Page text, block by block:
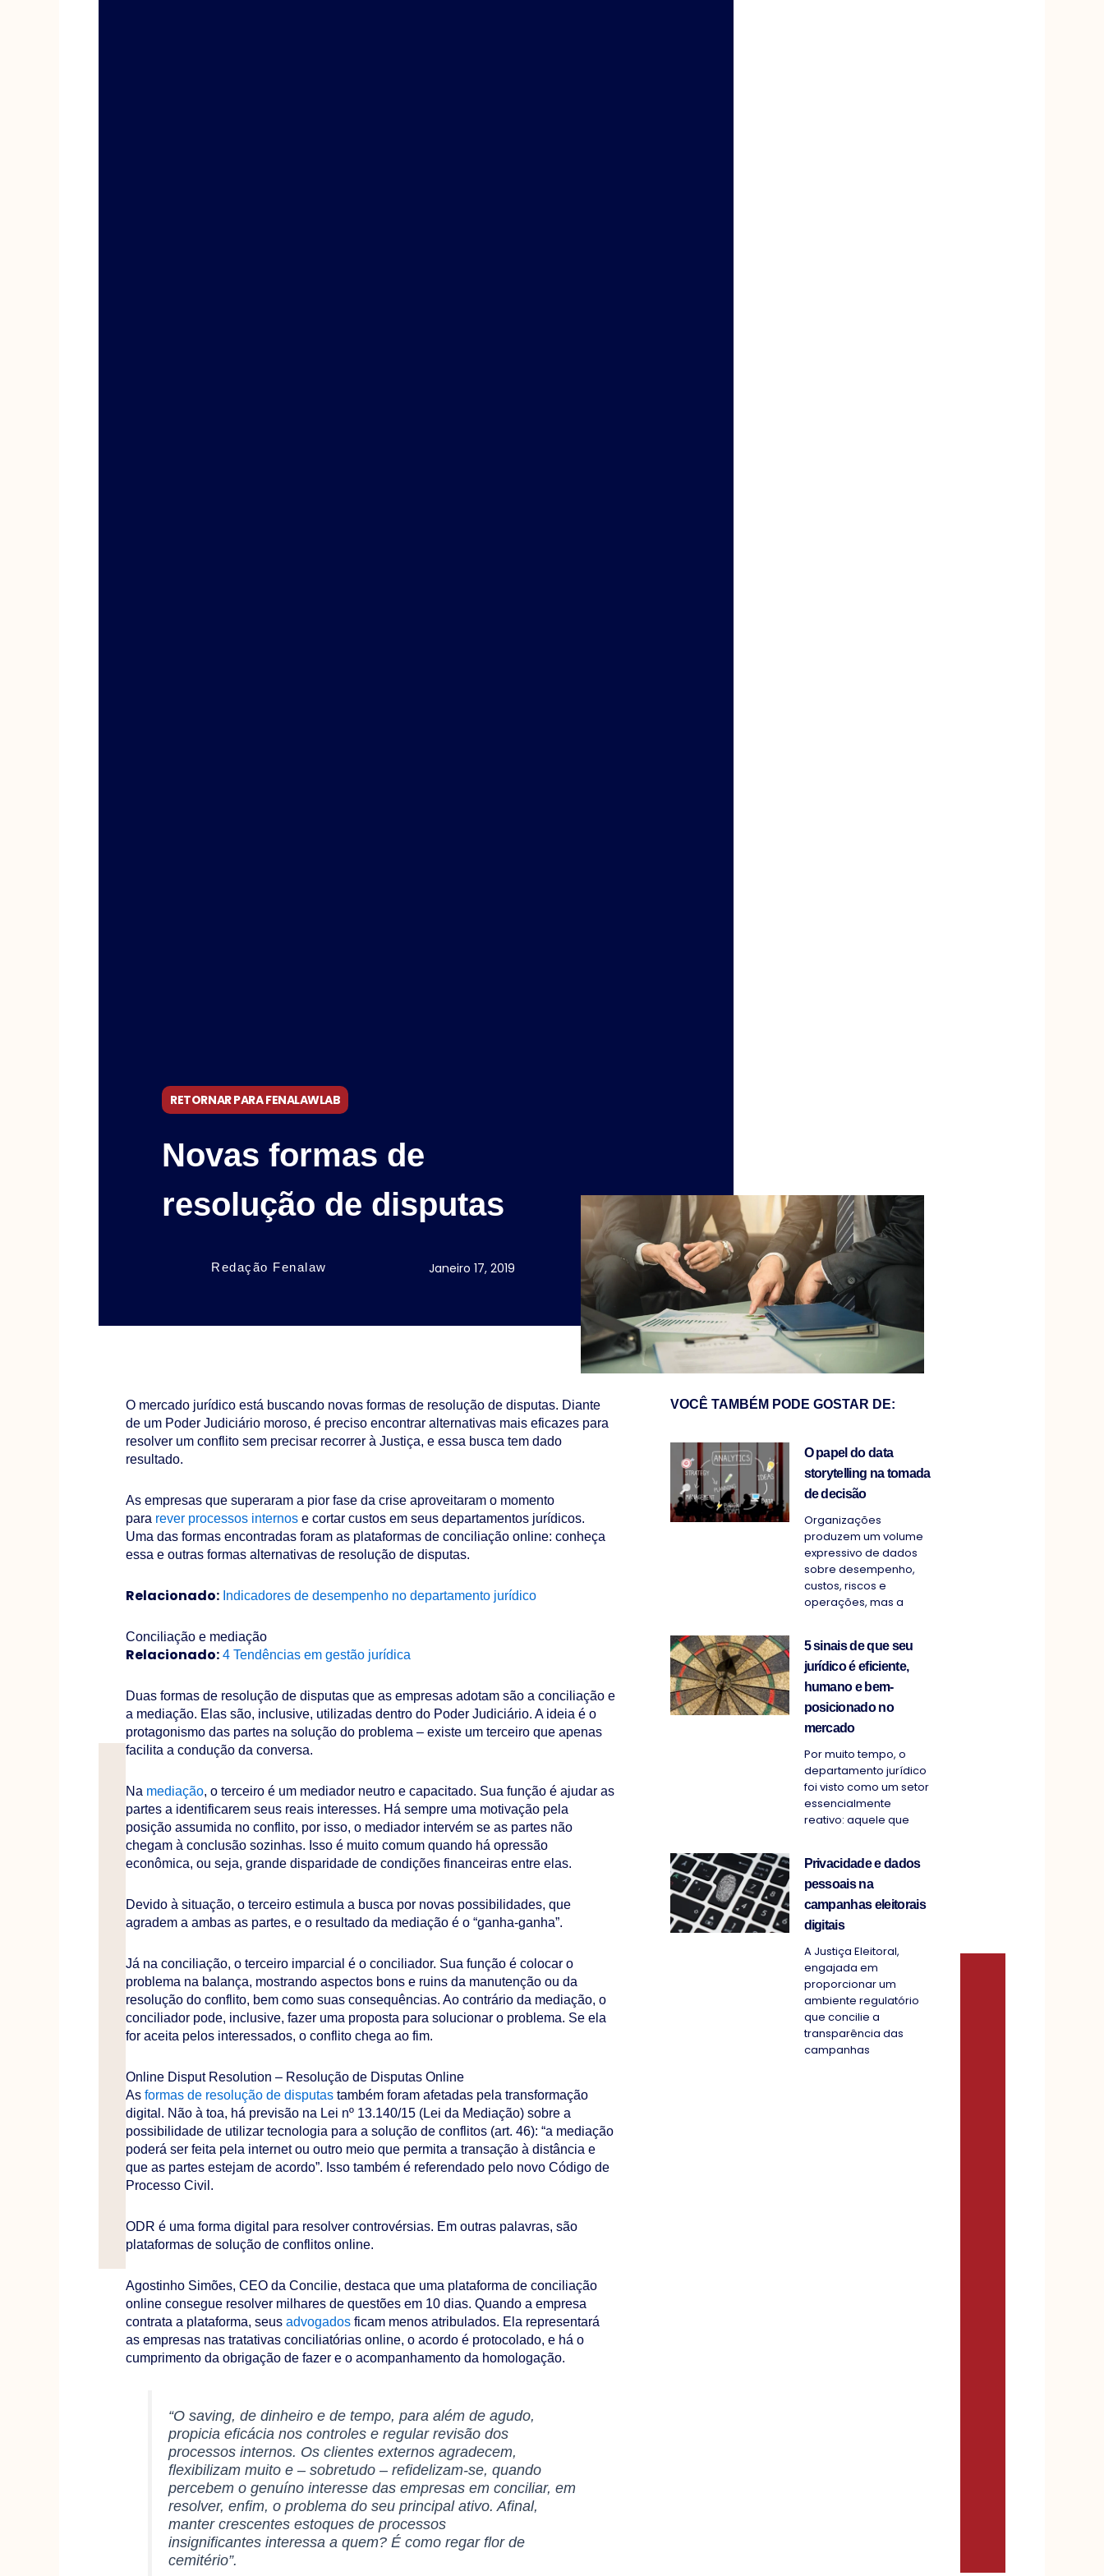
RETORNAR PARA FENALAWLAB
Novas formas de
resolução de disputas
Redação Fenalaw Janeiro 17, 2019
O mercado jurídico está buscando novas formas de resolução de disputas. Diante
de um Poder Judiciário moroso, é preciso encontrar alternativas mais eficazes para
resolver um conflito sem precisar recorrer à Justiça, e essa busca tem dado
resultado.
As empresas que superaram a pior fase da crise aproveitaram o momento
para rever processos internos e cortar custos em seus departamentos jurídicos.
Uma das formas encontradas foram as plataformas de conciliação online: conheça
essa e outras formas alternativas de resolução de disputas.
Relacionado: Indicadores de desempenho no departamento jurídico
Conciliação e mediação
Relacionado: 4 Tendências em gestão jurídica
Duas formas de resolução de disputas que as empresas adotam são a conciliação e
a mediação. Elas são, inclusive, utilizadas dentro do Poder Judiciário. A ideia é o
protagonismo das partes na solução do problema – existe um terceiro que apenas
facilita a condução da conversa.
Na mediação, o terceiro é um mediador neutro e capacitado. Sua função é ajudar as
partes a identificarem seus reais interesses. Há sempre uma motivação pela
posição assumida no conflito, por isso, o mediador intervém se as partes não
chegam à conclusão sozinhas. Isso é muito comum quando há opressão
econômica, ou seja, grande disparidade de condições financeiras entre elas.
Devido à situação, o terceiro estimula a busca por novas possibilidades, que
agradem a ambas as partes, e o resultado da mediação é o “ganha-ganha”.
Já na conciliação, o terceiro imparcial é o conciliador. Sua função é colocar o
problema na balança, mostrando aspectos bons e ruins da manutenção ou da
resolução do conflito, bem como suas consequências. Ao contrário da mediação, o
conciliador pode, inclusive, fazer uma proposta para solucionar o problema. Se ela
for aceita pelos interessados, o conflito chega ao fim.
Online Disput Resolution – Resolução de Disputas Online
Asformas de resolução de disputas também foram afetadas pela transformação
digital. Não à toa, há previsão na Lei nº 13.140/15 (Lei da Mediação) sobre a
possibilidade de utilizar tecnologia para a solução de conflitos (art. 46): “a mediação
poderá ser feita pela internet ou outro meio que permita a transação à distância e
que as partes estejam de acordo”. Isso também é referendado pelo novo Código de
Processo Civil.
ODR é uma forma digital para resolver controvérsias. Em outras palavras, são
plataformas de solução de conflitos online.
Agostinho Simões, CEO da Concilie, destaca que uma plataforma de conciliação
online consegue resolver milhares de questões em 10 dias. Quando a empresa
contrata a plataforma, seusadvogados ficam menos atribulados. Ela representará
as empresas nas tratativas conciliatórias online, o acordo é protocolado, e há o
cumprimento da obrigação de fazer e o acompanhamento da homologação.
“O saving, de dinheiro e de tempo, para além de agudo,
propicia eficácia nos controles e regular revisão dos
processos internos. Os clientes externos agradecem,
flexibilizam muito e – sobretudo – refidelizam-se, quando
percebem o genuíno interesse das empresas em conciliar, em
resolver, enfim, o problema do seu principal ativo. Afinal,
manter crescentes estoques de processos
insignificantes interessa a quem? É como regar flor de
cemitério”.
VOCÊ TAMBÉM PODE GOSTAR DE:
O papel do data
storytelling na tomada
de decisão
Organizações
produzem um volume
expressivo de dados
sobre desempenho,
custos, riscos e
operações, mas a
5 sinais de que seu
jurídico é eficiente,
humano e bem-
posicionado no
mercado
Por muito tempo, o
departamento jurídico
foi visto como um setor
essencialmente
reativo: aquele que
Privacidade e dados
pessoais na
campanhas eleitorais
digitais
A Justiça Eleitoral,
engajada em
proporcionar um
ambiente regulatório
que concilie a
transparência das
campanhas